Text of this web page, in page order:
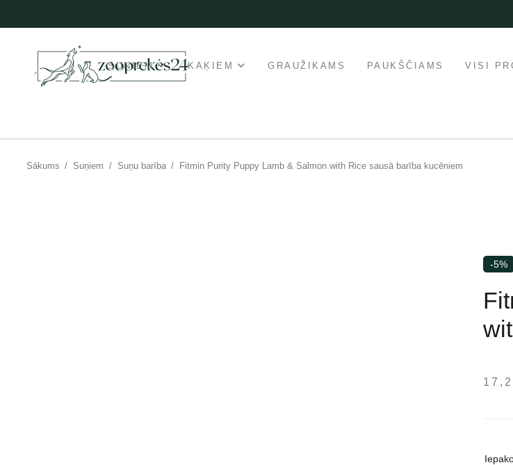
SUŅIEM KAĶIEM GRAUŽIKAMS PAUKŠČIAMS VISI
Sākums / Suņiem / Suņu barība / Fitmin Purity Puppy Lamb & Salmon with Rice sausā barība kucēniem
-5%